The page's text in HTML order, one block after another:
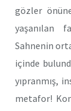
gözler
yaşanılan
Sahnenin
içinde
yıpranmış,
metafor!